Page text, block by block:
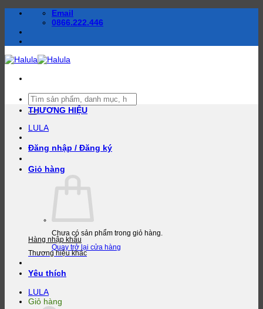
dung
Email
0866.222.446
Tìm
kiếm:
LULA
Đăng nhập / Đăng ký
Giỏ hàng
Chưa có sản phẩm trong giỏ hàng.
Quay trở lại cửa hàng
Yêu thích
LULA
Giỏ hàng
THƯƠNG HIỆU
Hàng nhập khẩu
Thương hiệu khác